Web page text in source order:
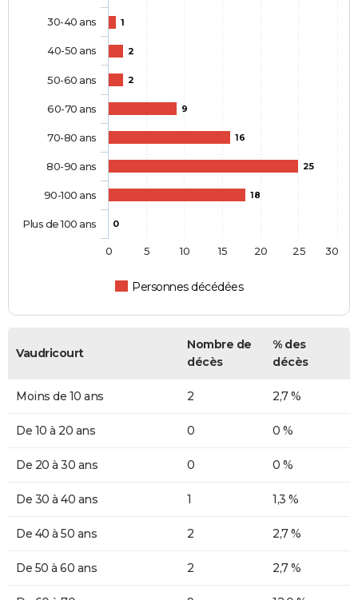
1
2
2
9
16
25
18
0
Personnes décédées
30-40 ans
40-50 ans
50-60 ans
60-70 ans
70-80 ans
80-90 ans
90-100 ans
Plus de 100 ans
0 5 10 15 20 25 30
Vaudricourt
Nombre de
décès
% des
décès
Moins de 10 ans 2 2,7 %
De 10 à 20 ans 0 0 %
De 20 à 30 ans 0 0 %
De 30 à 40 ans 1 1,3 %
De 40 à 50 ans 2 2,7 %
De 50 à 60 ans 2 2,7 %